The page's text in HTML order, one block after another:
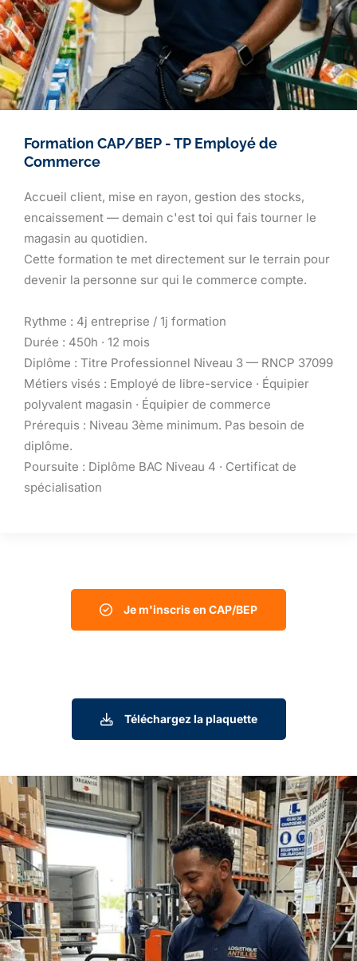
Formation CAP/BEP - TP Employé de
Commerce
Accueil client, mise en rayon, gestion des stocks,
encaissement — demain c'est toi qui fais tourner le
magasin au quotidien.
Cette formation te met directement sur le terrain pour
devenir la personne sur qui le commerce compte.
Rythme : 4j entreprise / 1j formation
Durée : 450h · 12 mois
Diplôme : Titre Professionnel Niveau 3 — RNCP 37099
Métiers visés : Employé de libre-service · Équipier
polyvalent magasin · Équipier de commerce
Prérequis : Niveau 3ème minimum. Pas besoin de
diplôme.
Poursuite : Diplôme BAC Niveau 4 · Certificat de
spécialisation
Je m'inscris en CAP/BEP
Téléchargez la plaquette